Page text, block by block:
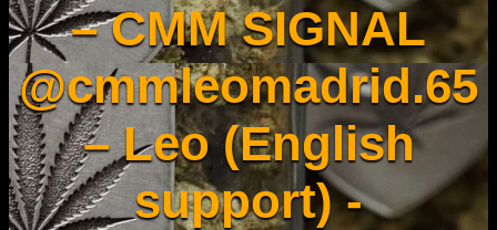
– CMM SIGNAL
@cmmleomadrid.65
– Leo (English
support) -